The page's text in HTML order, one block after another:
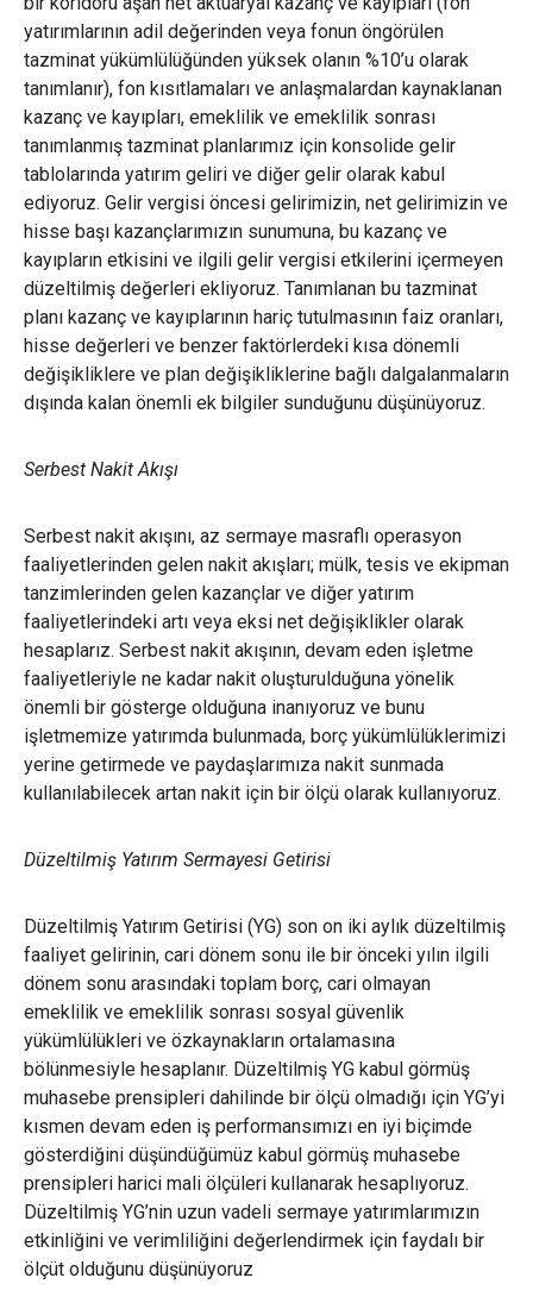
yatırımlarının adil değerinden veya fonun öngörülen
tazminat yükümlülüğünden yüksek olanın %10’u olarak
tanımlanır), fon kısıtlamaları ve anlaşmalardan kaynaklanan
kazanç ve kayıpları, emeklilik ve emeklilik sonrası
tanımlanmış tazminat planlarımız için konsolide gelir
tablolarında yatırım geliri ve diğer gelir olarak kabul
ediyoruz. Gelir vergisi öncesi gelirimizin, net gelirimizin ve
hisse başı kazançlarımızın sunumuna, bu kazanç ve
kayıpların etkisini ve ilgili gelir vergisi etkilerini içermeyen
düzeltilmiş değerleri ekliyoruz. Tanımlanan bu tazminat
planı kazanç ve kayıplarının hariç tutulmasının faiz oranları,
hisse değerleri ve benzer faktörlerdeki kısa dönemli
değişikliklere ve plan değişikliklerine bağlı dalgalanmaların
dışında kalan önemli ek bilgiler sunduğunu düşünüyoruz.
Serbest Nakit Akışı
Serbest nakit akışını, az sermaye masraflı operasyon
faaliyetlerinden gelen nakit akışları; mülk, tesis ve ekipman
tanzimlerinden gelen kazançlar ve diğer yatırım
faaliyetlerindeki artı veya eksi net değişiklikler olarak
hesaplarız. Serbest nakit akışının, devam eden işletme
faaliyetleriyle ne kadar nakit oluşturulduğuna yönelik
önemli bir gösterge olduğuna inanıyoruz ve bunu
işletmemize yatırımda bulunmada, borç yükümlülüklerimizi
yerine getirmede ve paydaşlarımıza nakit sunmada
kullanılabilecek artan nakit için bir ölçü olarak kullanıyoruz.
Düzeltilmiş Yatırım Sermayesi Getirisi
Düzeltilmiş Yatırım Getirisi (YG) son on iki aylık düzeltilmiş
faaliyet gelirinin, cari dönem sonu ile bir önceki yılın ilgili
dönem sonu arasındaki toplam borç, cari olmayan
emeklilik ve emeklilik sonrası sosyal güvenlik
yükümlülükleri ve özkaynakların ortalamasına
bölünmesiyle hesaplanır. Düzeltilmiş YG kabul görmüş
muhasebe prensipleri dahilinde bir ölçü olmadığı için YG’yi
kısmen devam eden iş performansımızı en iyi biçimde
gösterdiğini düşündüğümüz kabul görmüş muhasebe
prensipleri harici mali ölçüleri kullanarak hesaplıyoruz.
Düzeltilmiş YG’nin uzun vadeli sermaye yatırımlarımızın
etkinliğini ve verimliliğini değerlendirmek için faydalı bir
ölçüt olduğunu düşünüyoruz